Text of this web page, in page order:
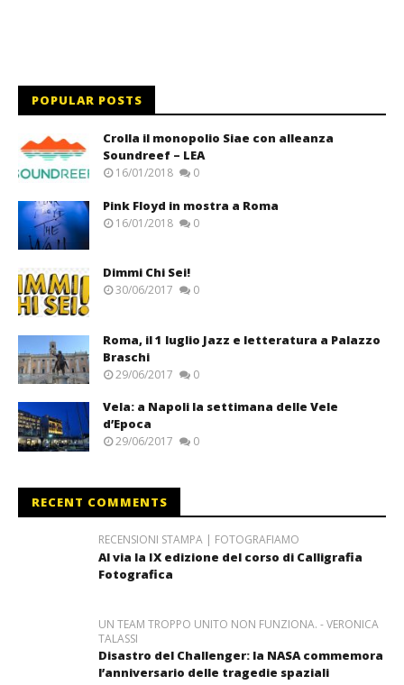
POPULAR POSTS
Crolla il monopolio Siae con alleanza
Soundreef – LEA
16/01/2018 0
Pink Floyd in mostra a Roma
16/01/2018 0
Dimmi Chi Sei!
30/06/2017 0
Roma, il 1 luglio Jazz e letteratura a Palazzo
Braschi
29/06/2017 0
Vela: a Napoli la settimana delle Vele
d’Epoca
29/06/2017 0
RECENT COMMENTS
RECENSIONI STAMPA | FOTOGRAFIAMO
Al via la IX edizione del corso di Calligrafia
Fotografica
UN TEAM TROPPO UNITO NON FUNZIONA. - VERONICA
TALASSI
Disastro del Challenger: la NASA commemora
l’anniversario delle tragedie spaziali